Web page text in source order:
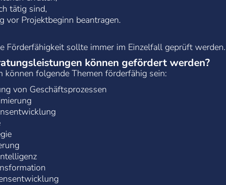
tätig sind,
vor Projektbeginn beantragen.
Förderfähigkeit sollte immer im Einzelfall geprüft werden.
können gefördert werden?
können folgende Themen förderfähig sein:
von Geschäftsprozessen